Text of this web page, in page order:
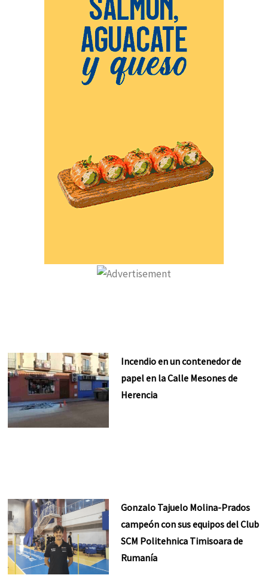
Incendio en un contenedor de
papel en la Calle Mesones de
Herencia
Gonzalo Tajuelo Molina-Prados
campeón con sus equipos del Club
SCM Politehnica Timisoara de
Rumanía